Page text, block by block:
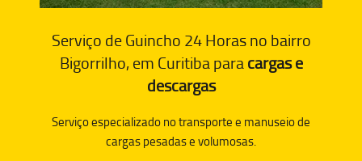
Serviço de Guincho 24 Horas no bairro
Bigorrilho, em Curitiba paracargas e
descargas
Serviço especializado no transporte e manuseio de
cargas pesadas e volumosas.